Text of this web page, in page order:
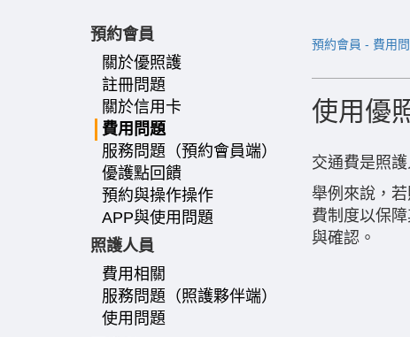
預約會員
關於優照護
註冊問題
關於信用卡
費用問題
服務問題（預約會員端）
優護點回饋
預約與操作操作
APP與使用問題
照護人員
費用相關
服務問題（照護夥伴端）
使用問題
預約會員 - 費用
使用優
交通費是照
舉例來說，
費制度以保
與確認。